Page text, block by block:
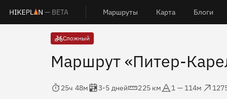
— BETA Маршруты Карта Блоги
Сложный
Маршрут «Питер-
Время в пути
25ч 48м
Оценка в днях
3-5 дней
Дистанция
225 км
Абсолютная высота
1 — 114м
Набор